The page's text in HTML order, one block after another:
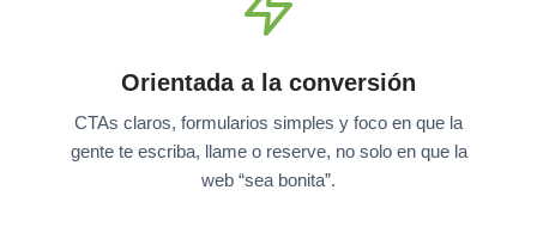
Orientada a la conversión
CTAs claros, formularios simples y foco en que la
gente te escriba, llame o reserve, no solo en que la
web “sea bonita”.